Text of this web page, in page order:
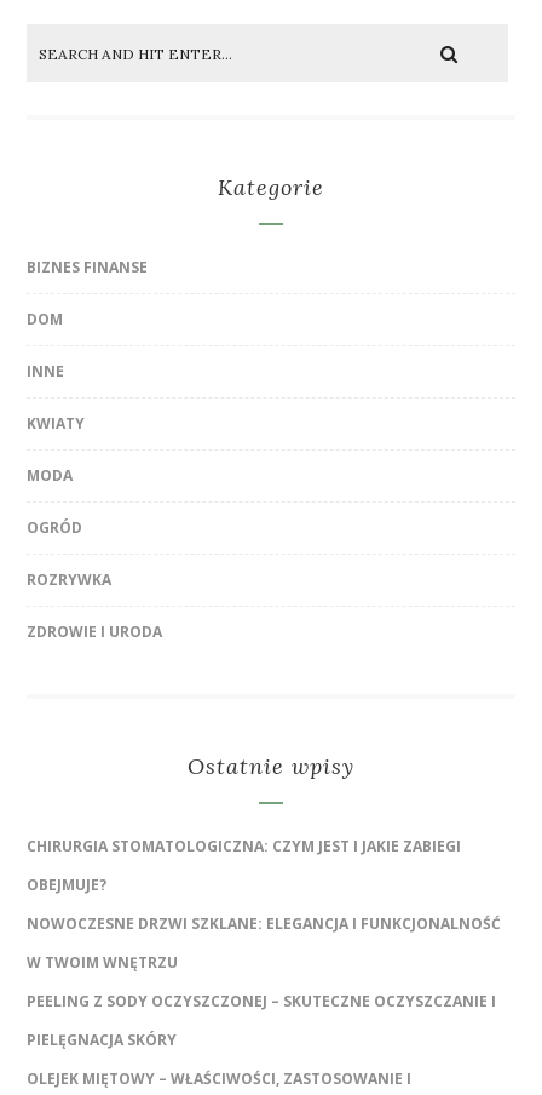
Kategorie
BIZNES FINANSE
DOM
INNE
KWIATY
MODA
OGRÓD
ROZRYWKA
ZDROWIE I URODA
Ostatnie wpisy
CHIRURGIA STOMATOLOGICZNA: CZYM JEST I JAKIE ZABIEGI
OBEJMUJE?
NOWOCZESNE DRZWI SZKLANE: ELEGANCJA I FUNKCJONALNOŚĆ
W TWOIM WNĘTRZU
PEELING Z SODY OCZYSZCZONEJ – SKUTECZNE OCZYSZCZANIE I
PIELĘGNACJA SKÓRY
OLEJEK MIĘTOWY – WŁAŚCIWOŚCI, ZASTOSOWANIE I